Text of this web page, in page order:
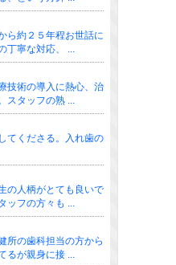
ら約２５年程お世話に
丁寧な対応、 ...
技術の導入に熱心、治
スタッフの熟 ...
てくださる。入れ歯の
の人柄がとても良いで
ッフの方々も ...
の歯科担当の方から
るが親身に接 ...